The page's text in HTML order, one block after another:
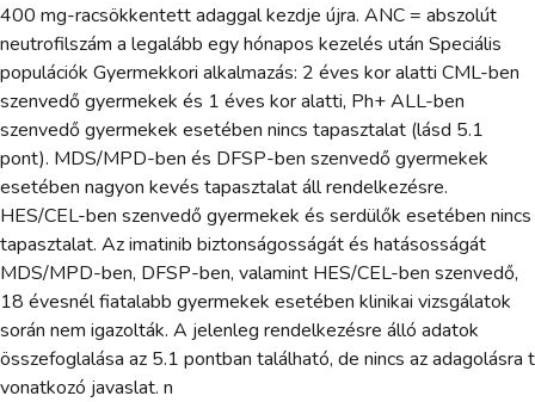
400 mg-racsökkentett adaggal kezdje újra. ANC = abszolút
neutrofilszám a legalább egy hónapos kezelés után Speciális
populációk Gyermekkori alkalmazás: 2 éves kor alatti CML-ben
szenvedő gyermekek és 1 éves kor alatti, Ph+ ALL-ben
szenvedő gyermekek esetében nincs tapasztalat (lásd 5.1
pont). MDS/MPD-ben és DFSP-ben szenvedő gyermekek
esetében nagyon kevés tapasztalat áll rendelkezésre.
HES/CEL-ben szenvedő gyermekek és serdülők esetében nincs
tapasztalat. Az imatinib biztonságosságát és hatásosságát
MDS/MPD-ben, DFSP-ben, valamint HES/CEL-ben szenvedő,
18 évesnél fiatalabb gyermekek esetében klinikai vizsgálatok
során nem igazolták. A jelenleg rendelkezésre álló adatok
összefoglalása az 5.1 pontban található, de nincs az adagolásra t
vonatkozó javaslat. n